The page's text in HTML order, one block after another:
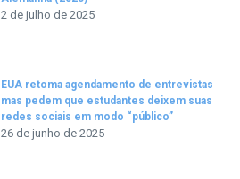
2 de julho de 2025
EUA retoma agendamento de entrevistas
mas pedem que estudantes deixem suas
redes sociais em modo “público”
26 de junho de 2025